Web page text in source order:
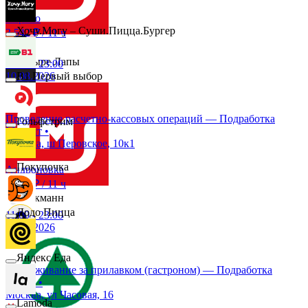
Эдмос Реклама
Четыре Лапы
Снежная Королева
Подружка
Стокманн
Cпар
demo
Хочу.Могу – Суши.Пицца.Бургер
B1 Первый выбор
Гольфстрим
Покупочка
Додо Пицца
Яндекс Еда
Lamoda
Перово
3 542 ₽/11 ч
-23:00
10.08.2026
Проведение расчетно-кассовых операций — Подработка
Магнит•
Москва, ш Перовское, 10к1
Андроновка
3 542 ₽/11 ч
11:00-23:00
10.08.2026
Обслуживание за прилавком (гастроном) — Подработка
СПАР •
Москва, ул Часовая, 16